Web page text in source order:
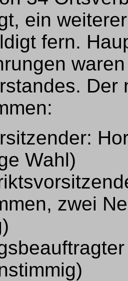
ein
fern.
Der
Wahl)
zwei